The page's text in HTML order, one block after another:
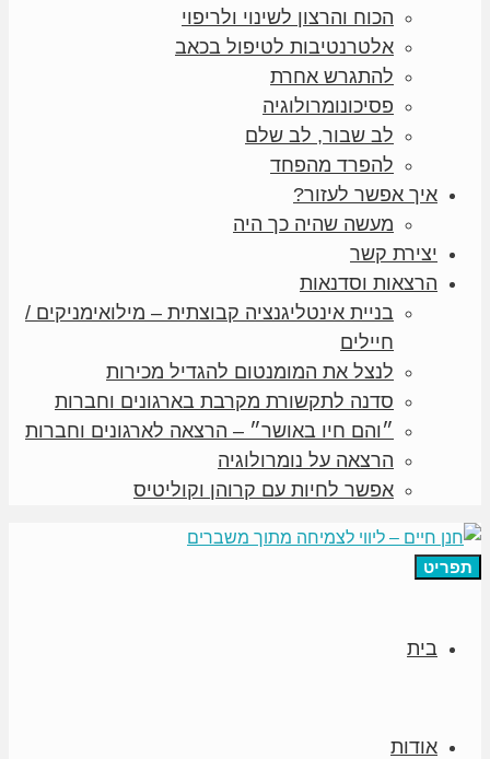
הכוח והרצון לשינוי ולריפוי
אלטרנטיבות לטיפול בכאב
להתגרש אחרת
פסיכונומרולוגיה
לב שבור, לב שלם
להפרד מהפחד
איך אפשר לעזור?
מעשה שהיה כך היה
יצירת קשר
הרצאות וסדנאות
בניית אינטליגנציה קבוצתית – מילואימניקים /
חיילים
לנצל את המומנטום להגדיל מכירות
סדנה לתקשורת מקרבת בארגונים וחברות
״והם חיו באושר״ – הרצאה לארגונים וחברות
הרצאה על נומרולוגיה
אפשר לחיות עם קרוהן וקוליטיס
תפריט
בית
אודות